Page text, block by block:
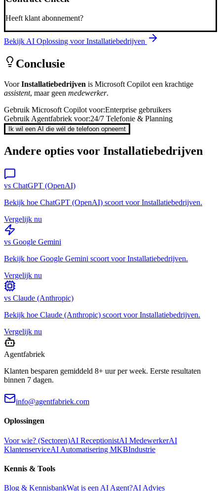
Heeft klant abonnement?
Bekijk AI Oplossing voorInstallatiebedrijven
Conclusie
VoorInstallatiebedrijven is Microsoft Copiloteen krachtige
assistent, maar geen medewerker.
Gebruik Microsoft Copilotvoor:Enterprise gebruikers
Gebruik Agentfabriek voor:24/7 Telefonie & Planning
Ik wil een AI die wél de telefoon opneemt
Andere opties voor Installatiebedrijven
vs ChatGPT (OpenAI)
Bekijk hoe ChatGPT (OpenAI) scoort voorInstallatiebedrijven.
Vergelijk nu
vs Google Gemini
Bekijk hoe Google Gemini scoort voorInstallatiebedrijven.
Vergelijk nu
vs Claude (Anthropic)
Bekijk hoe Claude (Anthropic) scoort voorInstallatiebedrijven.
Vergelijk nu
Agentfabriek
Klanten besparen gemiddeld 8+ uur per week. Eerste resultaten
binnen 7 dagen.
info@agentfabriek.com
Oplossingen
Voor wie? (Sectoren)AI ReceptionistAI MedewerkerAI
KlantenserviceAI Automatisering MKBIndustrie
Kennis & Tools
Blog & KennisbankWat is een AI Agent?AI Advies